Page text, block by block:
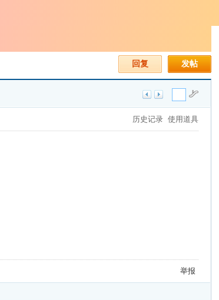
发帖
回复
历史记录 使用道具
举报